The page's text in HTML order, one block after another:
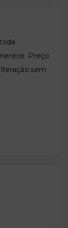
Preço
sem